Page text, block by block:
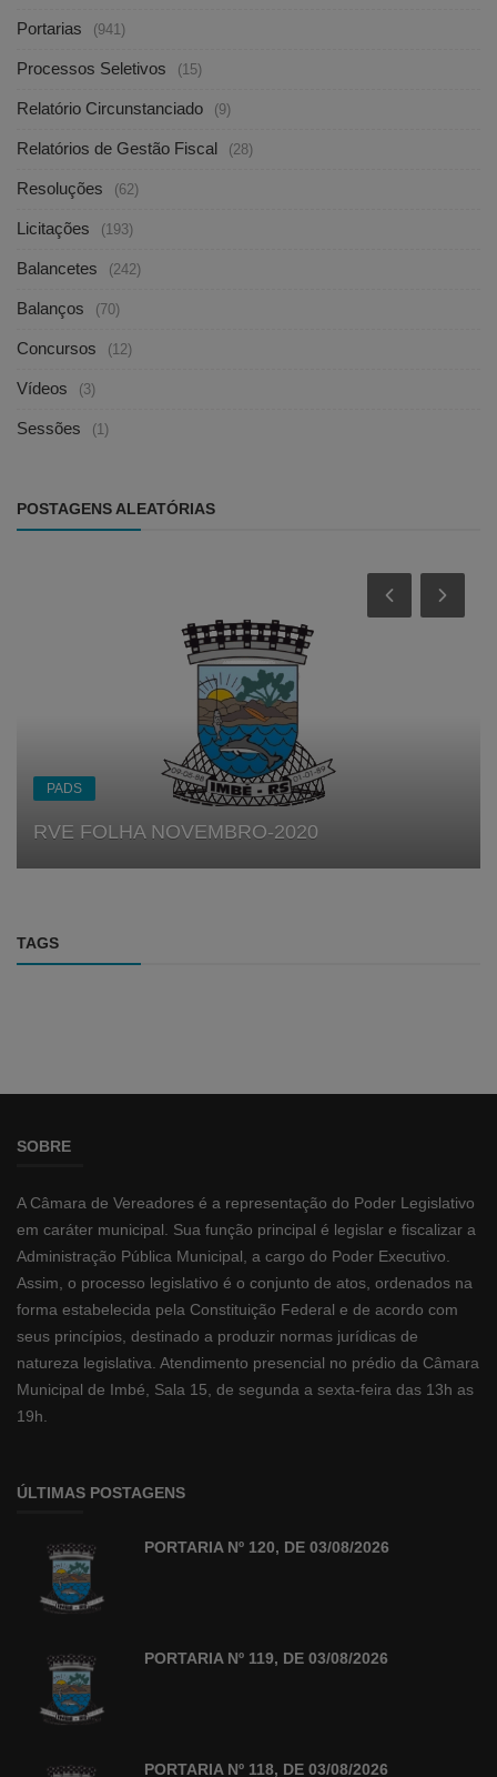
Portarias (941)
Processos Seletivos (15)
Relatório Circunstanciado (9)
Relatórios de Gestão Fiscal (28)
Resoluções (62)
Licitações (193)
Balancetes (242)
Balanços (70)
Concursos (12)
Vídeos (3)
Sessões (1)
POSTAGENS ALEATÓRIAS
PADS
RVE FOLHA NOVEMBRO-2020
TAGS
SOBRE
A Câmara de Vereadores é a representação do Poder Legislativo
em caráter municipal. Sua função principal é legislar e fiscalizar a
Administração Pública Municipal, a cargo do Poder Executivo.
Assim, o processo legislativo é o conjunto de atos, ordenados na
forma estabelecida pela Constituição Federal e de acordo com
seus princípios, destinado a produzir normas jurídicas de
natureza legislativa. Atendimento presencial no prédio da Câmara
Municipal de Imbé, Sala 15, de segunda a sexta-feira das 13h as
19h.
ÚLTIMAS POSTAGENS
PORTARIA Nº 120, DE 03/08/2026
PORTARIA Nº 119, DE 03/08/2026
PORTARIA Nº 118, DE 03/08/2026